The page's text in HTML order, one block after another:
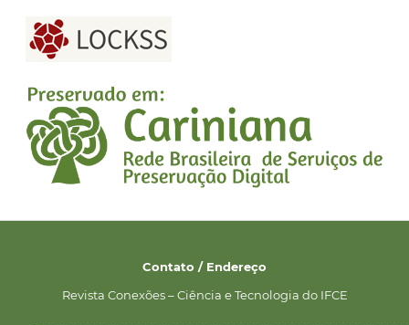
Contato / Endereço
Revista Conexões – Ciência e Tecnologia do IFCE